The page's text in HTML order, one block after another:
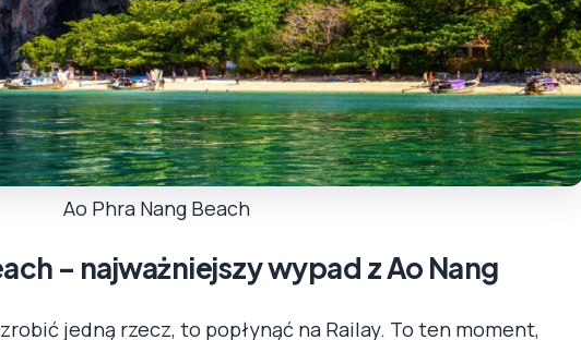
Ao Phra Nang Beach
– najważniejszy wypad z Ao Nang
jedną rzecz, to popłynąć na Railay. To ten moment,